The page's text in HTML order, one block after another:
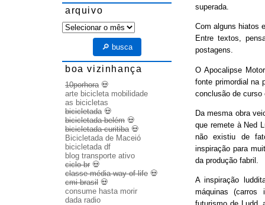
superada.
Com alguns hiatos
Entre textos,
postagens.
O Apocalipse
fonte primordial na
conclusão de curso
Da mesma obra
que remete à Ned
não existiu de
inspiração para
da produção fabril.
A inspiração
máquinas (carros
arquivo
arquivo
🔎 busca
boa vizinhança
10porhora💀
arte bicicleta mobilidade
as bicicletas
bicicletada💀
bicicletada belém 💀
bicicletada curitiba💀
Bicicletada de Maceió
bicicletada df
blog transporte ativo
ciclo br 💀
classe média way of life 💀
cmi brasil 💀
consume hasta morir
dada radio